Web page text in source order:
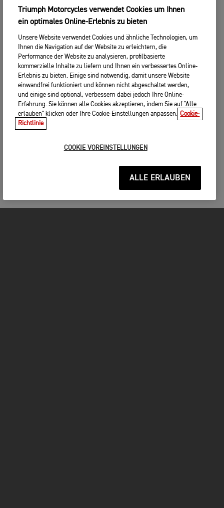
Triumph Motorcycles verwendet Cookies um Ihnen
ein optimales Online-Erlebnis zu bieten
Unsere Website verwendet Cookies und ähnliche Technologien, um
Ihnen die Navigation auf der Website zu erleichtern, die
Performance der Website zu analysieren, profilbasierte
kommerzielle Inhalte zu liefern und Ihnen ein verbessertes Online-
Erlebnis zu bieten. Einige sind notwendig, damit unsere Website
einwandfrei funktioniert und können nicht abgeschaltet werden,
und einige sind optional, verbessern dabei jedoch Ihre Online-
Erfahrung. Sie können alle Cookies akzeptieren, indem Sie auf "Alle
erlauben" klicken oder Ihre Cookie-Einstellungen anpassen. Cookie-
Richtlinie
COOKIE VOREINSTELLUNGEN
ALLE ERLAUBEN